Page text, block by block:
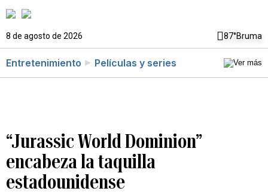
8 de agosto de 2026 87°Bruma
Entretenimiento Películas y series
“Jurassic World Dominion”
encabeza la taquilla
estadounidense